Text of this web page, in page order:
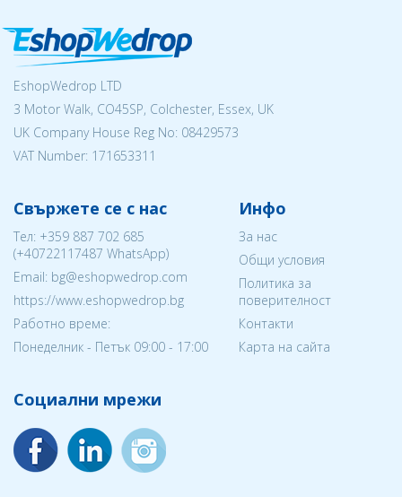
EshopWedrop LTD
3 Motor Walk, CO45SP, Colchester, Essex, UK
UK Company House Reg No: 08429573
VAT Number: 171653311
Свържете се с нас
Тел: +359 887 702 685
(+40722117487 WhatsApp)
Email: bg@eshopwedrop.com
https://www.eshopwedrop.bg
Работно време:
Понеделник - Петък 09:00 - 17:00
Инфо
За нас
Общи условия
Политика за
поверителност
Контакти
Карта на сайта
Социални мрежи